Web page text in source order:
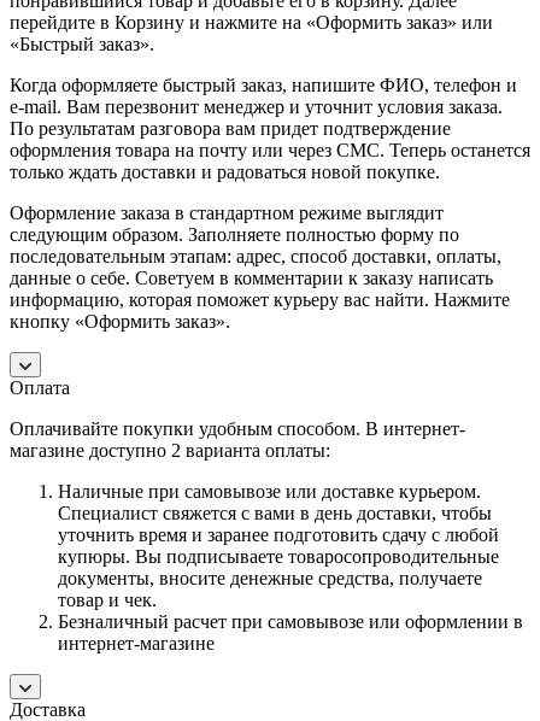
перейдите в Корзину и нажмите на «Оформить заказ» или
«Быстрый заказ».
Когда оформляете быстрый заказ, напишите ФИО, телефон и
e-mail. Вам перезвонит менеджер и уточнит условия заказа.
По результатам разговора вам придет подтверждение
оформления товара на почту или через СМС. Теперь останется
только ждать доставки и радоваться новой покупке.
Оформление заказа в стандартном режиме выглядит
следующим образом. Заполняете полностью форму по
последовательным этапам: адрес, способ доставки, оплаты,
данные о себе. Советуем в комментарии к заказу написать
информацию, которая поможет курьеру вас найти. Нажмите
кнопку «Оформить заказ».
Оплата
Оплачивайте покупки удобным способом. В интернет-
магазине доступно 2 варианта оплаты:
Наличные при самовывозе или доставке курьером.
Специалист свяжется с вами в день доставки, чтобы
уточнить время и заранее подготовить сдачу с любой
купюры. Вы подписываете товаросопроводительные
документы, вносите денежные средства, получаете
товар и чек.
Безналичный расчет при самовывозе или оформлении в
интернет-магазине
Доставка